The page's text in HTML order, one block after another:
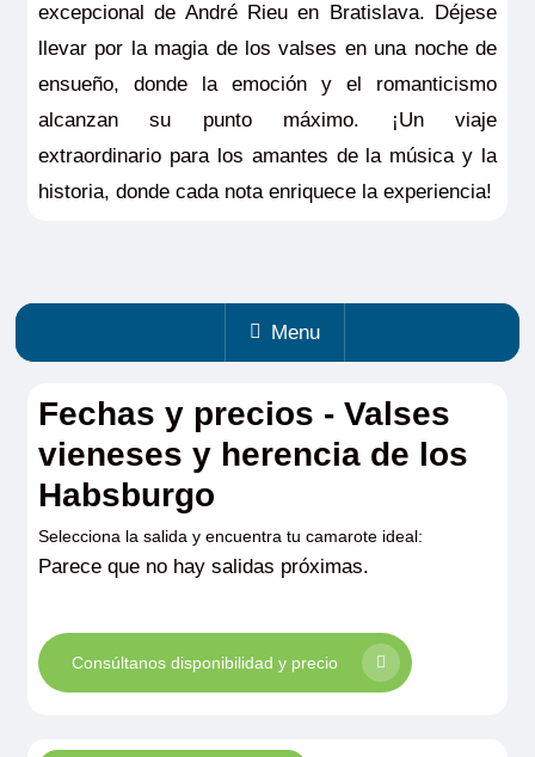
excepcional de André Rieu en Bratislava. Déjese
llevar por la magia de los valses en una noche de
ensueño, donde la emoción y el romanticismo
alcanzan su punto máximo. ¡Un viaje
extraordinario para los amantes de la música y la
historia, donde cada nota enriquece la experiencia!
Menu
Fechas y precios - Valses
vieneses y herencia de los
Habsburgo
Selecciona la salida y encuentra tu camarote ideal:
Parece que no hay salidas próximas.
Consúltanos disponibilidad y precio